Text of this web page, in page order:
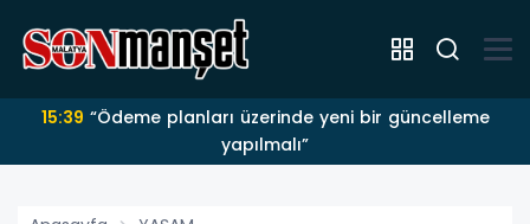
15:39
yapılmalı”